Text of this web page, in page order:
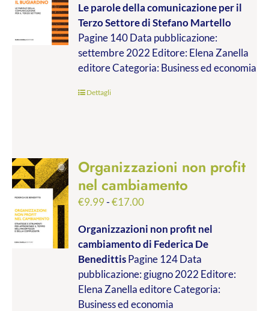
prezzo:
da
€9.99
a
€19.00
Le parole della comunicazione per il
Terzo Settoredi Stefano Martello
Pagine 140 Data pubblicazione:
settembre 2022 Editore: Elena Zanella
editore Categoria: Business ed economia
Dettagli
Organizzazioni non profit
nel cambiamento
€9.99-€17.00Fascia
prezzo:
da
€9.99
a
€17.00
Organizzazioni non profit nel
cambiamentodi Federica De
BenedittisPagine 124 Data
pubblicazione: giugno 2022 Editore:
Elena Zanella editore Categoria:
Business ed economia